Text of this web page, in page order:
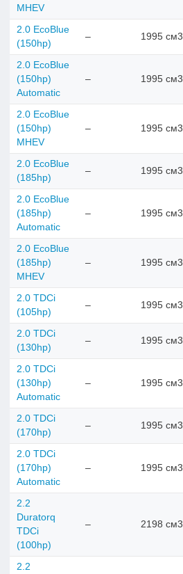
MHEV
2.0 EcoBlue
(150hp)
– 1995 см3
2.0 EcoBlue
(150hp)
Automatic
– 1995 см3
2.0 EcoBlue
(150hp)
MHEV
– 1995 см3
2.0 EcoBlue
(185hp)
– 1995 см3
2.0 EcoBlue
(185hp)
Automatic
– 1995 см3
2.0 EcoBlue
(185hp)
MHEV
– 1995 см3
2.0 TDCi
(105hp)
– 1995 см3
2.0 TDCi
(130hp)
– 1995 см3
2.0 TDCi
(130hp)
Automatic
– 1995 см3
2.0 TDCi
(170hp)
– 1995 см3
2.0 TDCi
(170hp)
Automatic
– 1995 см3
2.2
Duratorq
TDCi
(100hp)
– 2198 см3
2.2